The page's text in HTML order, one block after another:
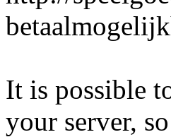
It is possible
your server,